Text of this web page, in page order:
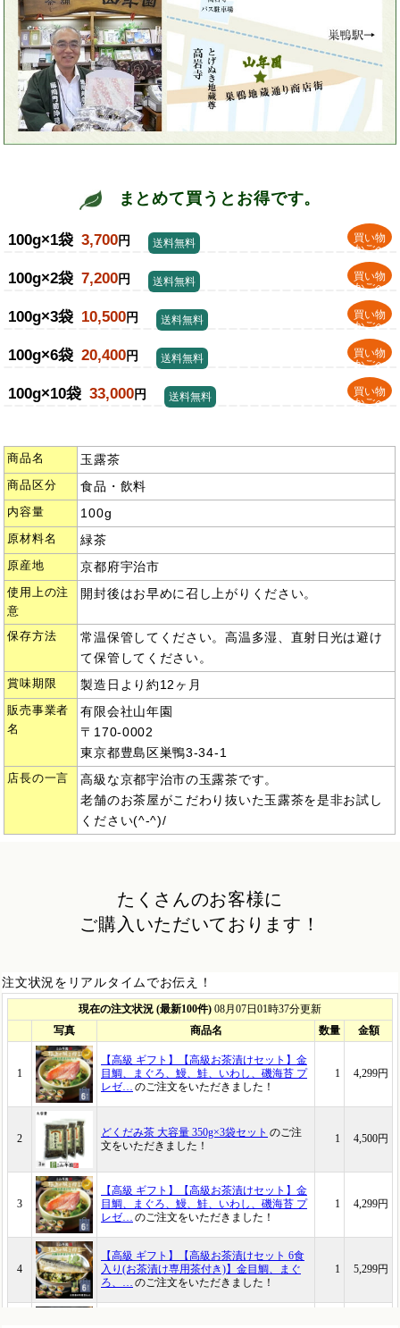
まとめて買うとお得です。
100g×1袋 3,700円
買い物
かごへ
送料無料
100g×2袋 7,200円
買い物
かごへ
送料無料
100g×3袋 10,500円
買い物
かごへ
送料無料
100g×6袋 20,400円
買い物
かごへ
送料無料
100g×10袋 33,000円
買い物
かごへ
送料無料
商品名 玉露茶
商品区分 食品・飲料
内容量 100g
原材料名 緑茶
原産地 京都府宇治市
使用上の注
意
開封後はお早めに召し上がりください。
保存方法
常温保管してください。高温多湿、直射日光は避け
て保管してください。
賞味期限 製造日より約12ヶ月
販売事業者
名
有限会社山年園
〒170-0002
東京都豊島区巣鴨3-34-1
店長の一言
高級な京都宇治市の玉露茶です。
老舗のお茶屋がこだわり抜いた玉露茶を是非お試し
ください(^-^)/
たくさんのお客様に
ご購入いただいております！
注文状況をリアルタイムでお伝え！